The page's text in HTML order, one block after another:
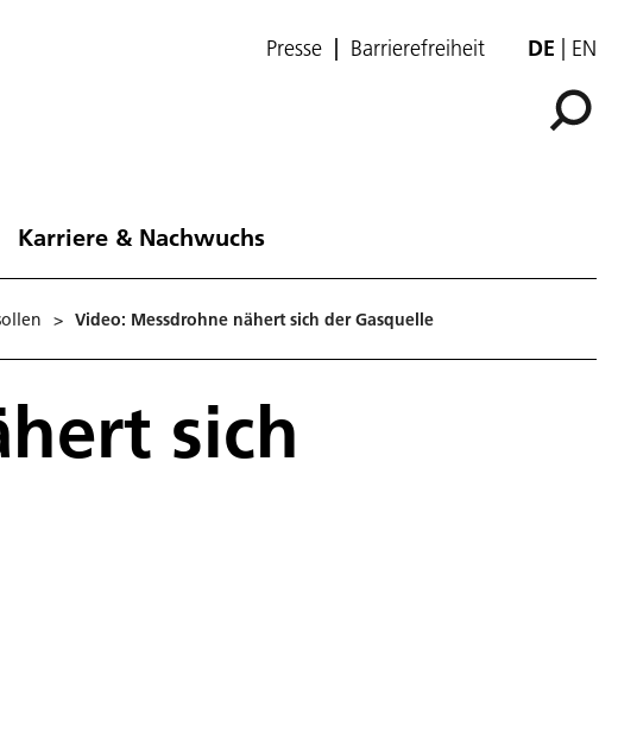
Presse Barrierefreiheit DE EN
Karriere & Nachwuchs
> Video: Messdrohne nähert sich der Gasquelle
sich